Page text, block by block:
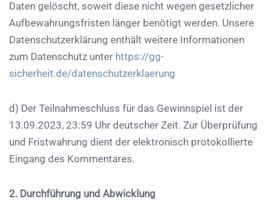
Daten gelöscht, soweit diese nicht wegen gesetzlicher
Aufbewahrungsfristen länger benötigt werden. Unsere
Datenschutzerklärung enthält weitere Informationen
zum Datenschutz unter https://gg-
sicherheit.de/datenschutzerklaerung
d) Der Teilnahmeschluss für das Gewinnspiel ist der
13.09.2023, 23:59 Uhr deutscher Zeit. Zur Überprüfung
und Fristwahrung dient der elektronisch protokollierte
Eingang des Kommentares.
2. Durchführung und Abwicklung